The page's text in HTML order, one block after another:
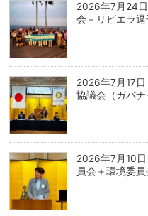
2026年7月24
会－リビエラ
2026年7月17
協議会（ガバナ
2026年7月10
員会＋環境委